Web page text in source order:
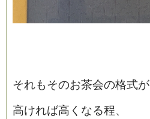
それもそのお茶会の格式が
高ければ高くなる程、